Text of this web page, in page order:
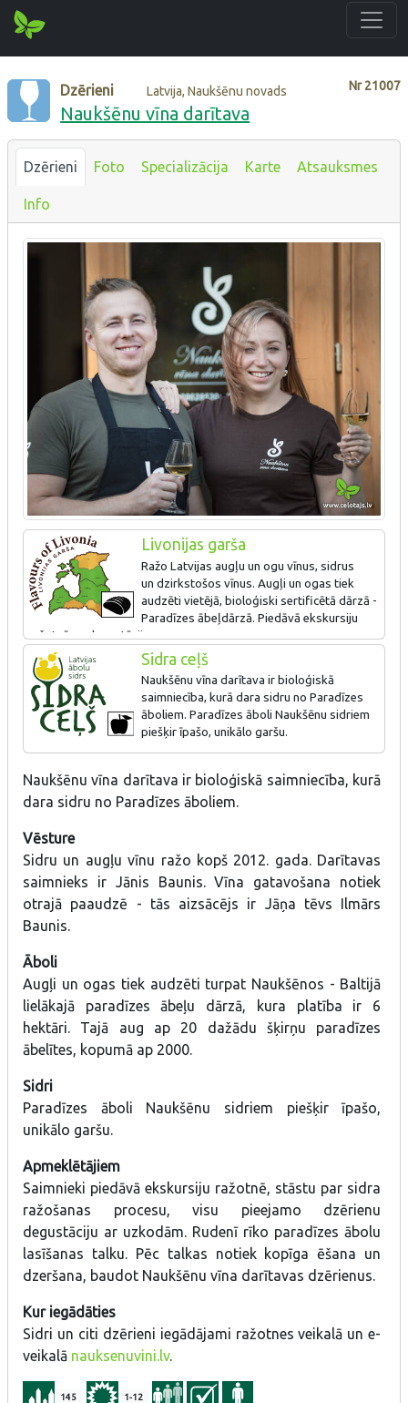
Nr21007
Dzērieni Latvija, Naukšēnu novads
Naukšēnu vīna darītava
Dzērieni Foto Specializācija Karte Atsauksmes
Info
Livonijas garša
Ražo Latvijas augļu un ogu vīnus, sidrus
un dzirkstošos vīnus. Augļi un ogas tiek
audzēti vietējā, bioloģiski sertificētā dārzā -
Paradīzes ābeļdārzā. Piedāvā ekskursiju
ražotnē un degustāciju.
Sidra ceļš
Naukšēnu vīna darītava ir bioloģiskā
saimniecība, kurā dara sidru no Paradīzes
āboliem. Paradīzes āboli Naukšēnu sidriem
piešķir īpašo, unikālo garšu.
Naukšēnu vīna darītava ir bioloģiskā saimniecība, kurā
dara sidru no Paradīzes āboliem.
Vēsture
Sidru un augļu vīnu ražo kopš 2012. gada. Darītavas
saimnieks ir Jānis Baunis. Vīna gatavošana notiek
otrajā paaudzē - tās aizsācējs ir Jāņa tēvs Ilmārs
Baunis.
Āboli
Augļi un ogas tiek audzēti turpat Naukšēnos - Baltijā
lielākajā paradīzes ābeļu dārzā, kura platība ir 6
hektāri. Tajā aug ap 20 dažādu šķirņu paradīzes
ābelītes, kopumā ap 2000.
Sidri
Paradīzes āboli Naukšēnu sidriem piešķir īpašo,
unikālo garšu.
Apmeklētājiem
Saimnieki piedāvā ekskursiju ražotnē, stāstu par sidra
ražošanas procesu, visu pieejamo dzērienu
degustāciju ar uzkodām. Rudenī rīko paradīzes ābolu
lasīšanas talku. Pēc talkas notiek kopīga ēšana un
dzeršana, baudot Naukšēnu vīna darītavas dzērienus.
Kur iegādāties
Sidri un citi dzērieni iegādājami ražotnes veikalā un e-
veikalā nauksenuvini.lv.
145 1-12